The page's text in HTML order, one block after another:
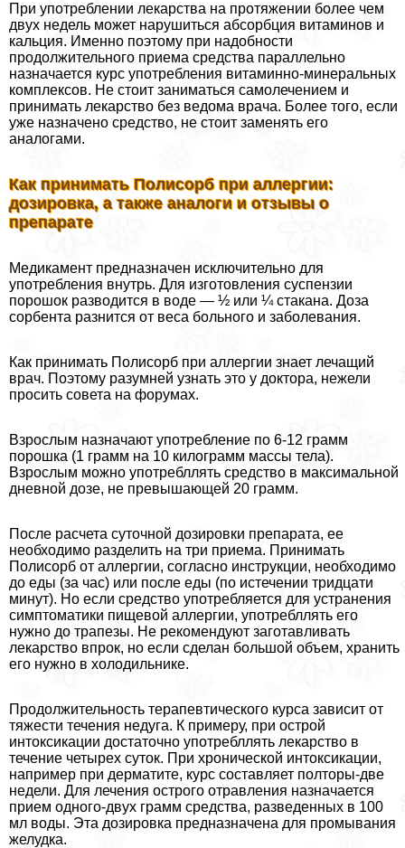
При употрeблении лекарства на протяжении более чем
двух недель может нарушиться абсорбция витаминов и
кальция. Именно поэтому при надобности
продолжительного приема средства параллельно
назначается курс употрeбления витаминно-минеральных
комплексов. Не стоит заниматься самолечением и
принимать лекарство без ведома врача. Более того, если
уже назначено средство, не стоит заменять его
аналогами.
Как принимать Полисорб при аллергии:
дозировка, а также аналоги и отзывы о
препарате
Медикамент предназначен исключительно для
употрeбления внутрь. Для изготовления суспензии
порошок разводится в воде — ½ или ¼ стакана. Доза
сорбента разнится от веса больного и заболевания.
Как принимать Полисорб при аллергии знает лечащий
врач. Поэтому разумней узнать это у доктора, нежели
просить совета на форумах.
Взрослым назначают употрeбление по 6-12 грамм
порошка (1 грамм на 10 килограмм массы тела).
Взрослым можно употрeбллять средство в максимальной
дневной дозе, не превышающей 20 грамм.
После расчета суточной дозировки препарата, ее
необходимо разделить на три приема. Принимать
Полисорб от аллергии, согласно инструкции, необходимо
до еды (за час) или после еды (по истечении тридцати
минут). Но если средство употрeбляется для устранения
симптоматики пищевой аллергии, употрeбллять его
нужно до трапезы. Не рекомендуют заготавливать
лекарство впрок, но если сделан большой объем, хранить
его нужно в холодильнике.
Продолжительность терапевтического курса зависит от
тяжести течения недуга. К примеру, при острой
интоксикации достаточно употрeбллять лекарство в
течение четырех суток. При хронической интоксикации,
например при дерматите, курс составляет полторы-две
недели. Для лечения острого отравления назначается
прием одного-двух грамм средства, разведенных в 100
мл воды. Эта дозировка предназначена для промывания
желудка.